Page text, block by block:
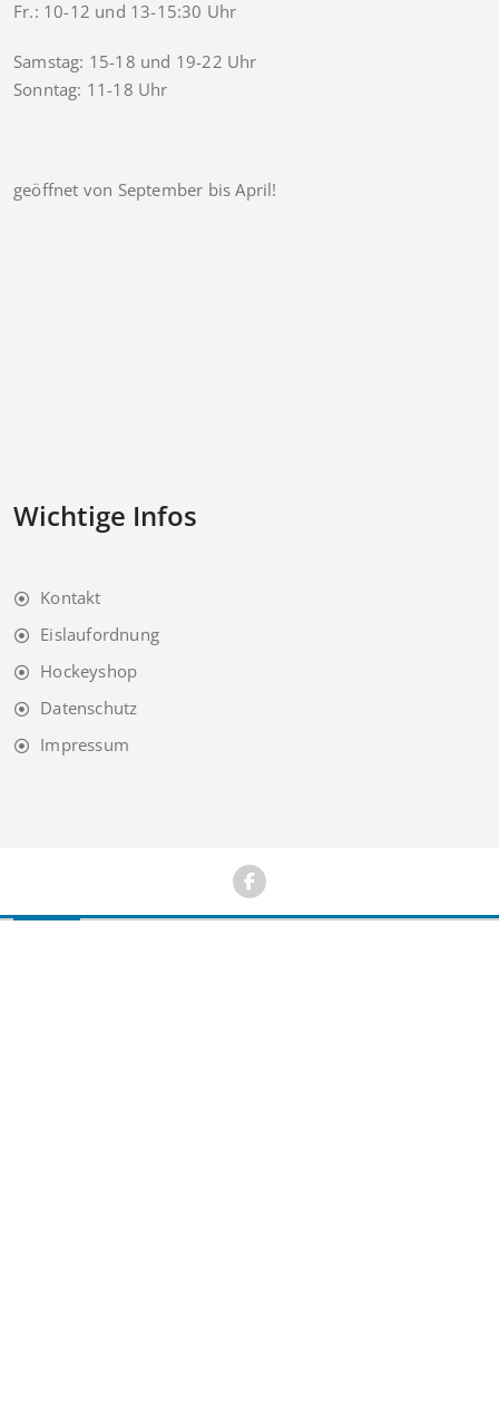
Fr.: 10-12 und 13-15:30 Uhr
Samstag: 15-18 und 19-22 Uhr
Sonntag: 11-18 Uhr
geöffnet von September bis April!
Wichtige Infos
Kontakt
Eislaufordnung
Hockeyshop
Datenschutz
Impressum